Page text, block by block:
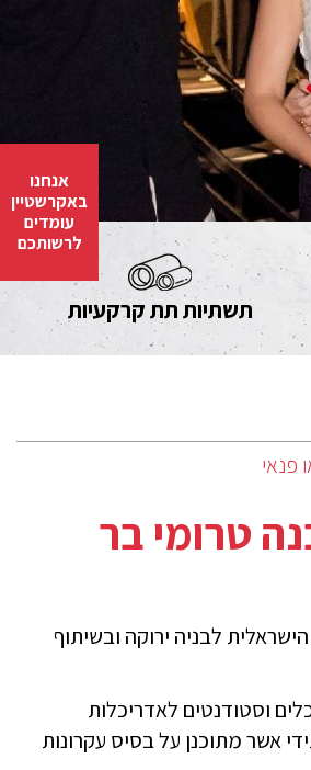
תשתיות תת קרקעיות
פנאי
טרומי בר
לבניה ירוקה ובשיתוף
וסטודנטים לאדריכלות
אשר מתוכנן על בסיס עקרונות
אנחנו
באקרשטיין
עומדים
לרשותכם